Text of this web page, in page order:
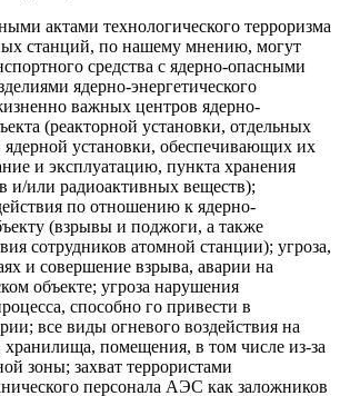
актами технологического терроризма
станций, по нашему мнению, могут
средства с ядерно-опасными
ядерно-энергетического
важных центров ядерно-
(реакторной установки, отдельных
ядерной установки, обеспечивающих их
и эксплуатацию, пункта хранения
и/или радиоактивных веществ);
по отношению к ядерно-
(взрывы и поджоги, а также
сотрудников атомной станции); угроза,
и совершение взрыва, аварии на
объекте; угроза нарушения
способно го привести в
все виды огневого воздействия на
хранилища, помещения, в том числе из-за
зоны; захват террористами
персонала АЭС как заложников